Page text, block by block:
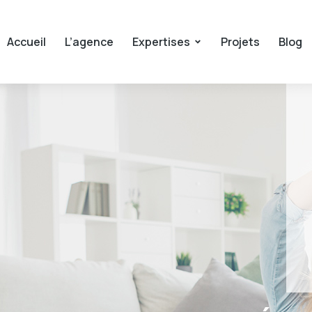
Accueil L’agence Expertises Projets Blog